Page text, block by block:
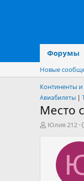
Форумы
Новые
Континенты
Авиабилеты |
Место
А
Юлия 212